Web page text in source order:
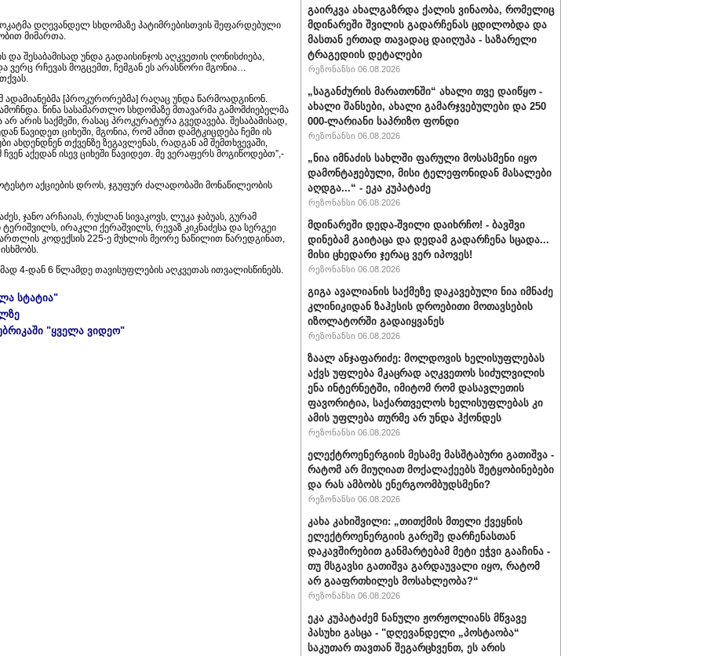
დღევანდელ სხდომაზე პატიმრებისთვის შეფარდებული
მიმართა.
შესაბამისად უნდა გადაისინჯოს აღკვეთის ღონისძიება,
რჩევას მოგცემთ, ჩემგან ეს არასწორი მგონია…
[პროკურორებმა] რაღაც უნდა წარმოადგინონ.
წინა სასამართლო სხდომაზე მთავარმა გამომძიებელმა
არის საქმეში, რასაც პროკურატურა გვედავება. შესაბამისად,
წავიდეთ ციხეში, მგონია, რომ ამით დამტკიცდება ჩემი ის
თქვენზე ზეგავლენას, რადგან ამ შემთხვევაში,
აქედან ისევ ციხეში წავიდეთ. მე ვერაფერს მოგიწოდებთ”,-
აქციების დროს, ჯგუფურ ძალადობაში მონაწილეობის
ჯანო არჩაიას, რუსლან სივაკოვს, ლუკა ჯაბუას, გურამ
ირაკლი ქერაშვილს, რევაზ კიკნაძესა და სერგეი
კოდექსის 225-ე მუხლის მეორე ნაწილით წარედგინათ,
4-დან 6 წლამდე თავისუფლების აღკვეთას ითვალისწინებს.
სტატია"
"ყველა ვიდეო"
გაირკვა ახალგაზრდა ქალის ვინაობა, რომელიც
მდინარეში შვილის გადარჩენას ცდილობდა და
მასთან ერთად თავადაც დაიღუპა - საზარელი
ტრაგედიის დეტალები
რეზონანსი 06.08.2026
„საგანძურის მარათონში“ ახალი თვე დაიწყო -
ახალი შანსები, ახალი გამარჯვებულები და 250
000-ლარიანი საპრიზო ფონდი
რეზონანსი 06.08.2026
„ნია იმნაძის სახლში ფარული მოსასმენი იყო
დამონტაჟებული, მისი ტელეფონიდან მასალები
აღდგა...“ - ეკა კუპატაძე
რეზონანსი 06.08.2026
მდინარეში დედა-შვილი დაიხრჩო! - ბავშვი
დინებამ გაიტაცა და დედამ გადარჩენა სცადა...
მისი ცხედარი ჯერაც ვერ იპოვეს!
რეზონანსი 06.08.2026
გიგა ავალიანის საქმეზე დაკავებული ნია იმნაძე
კლინიკიდან ზაჰესის დროებითი მოთავსების
იზოლატორში გადაიყვანეს
რეზონანსი 06.08.2026
ზაალ ანჯაფარიძე: მოლდოვის ხელისუფლებას
აქვს უფლება მკაცრად აღკვეთოს სიძულვილის
ენა ინტერნეტში, იმიტომ რომ დასავლეთის
ფავორიტია, საქართველოს ხელისუფლებას კი
ამის უფლება თურმე არ უნდა ჰქონდეს
რეზონანსი 06.08.2026
ელექტროენერგიის მესამე მასშტაბური გათიშვა -
რატომ არ მიუღიათ მოქალაქეებს შეტყობინებები
და რას ამბობს ენერგოომბუდსმენი?
რეზონანსი 06.08.2026
კახა კახიშვილი: „თითქმის მთელი ქვეყნის
ელექტროენერგიის გარეშე დარჩენასთან
დაკავშირებით განმარტებამ მეტი ეჭვი გააჩინა -
თუ მსგავსი გათიშვა გარდაუვალი იყო, რატომ
არ გააფრთხილეს მოსახლეობა?“
რეზონანსი 06.08.2026
ეკა კუპატაძემ ნანული ჟორჟოლიანს მწვავე
პასუხი გასცა - "დღევანდელი „პოსტაობა“
საკუთარ თავთან შეგარცხვენთ, ეს არის